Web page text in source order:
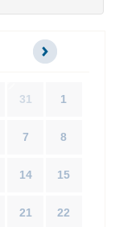
31 1
7 8
14 15
21 22